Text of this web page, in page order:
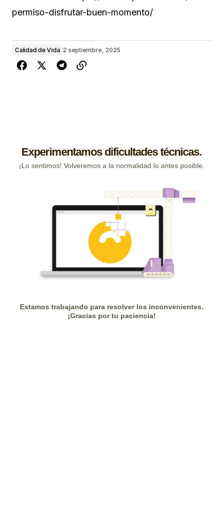
permiso-disfrutar-buen-momento/
Calidad de Vida 2 septiembre, 2025